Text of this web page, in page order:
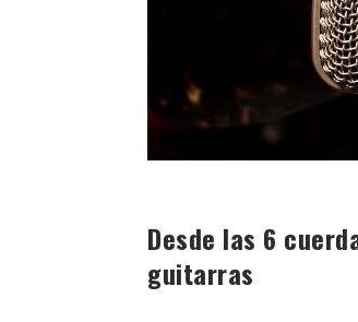
Desde las 6
guitarras